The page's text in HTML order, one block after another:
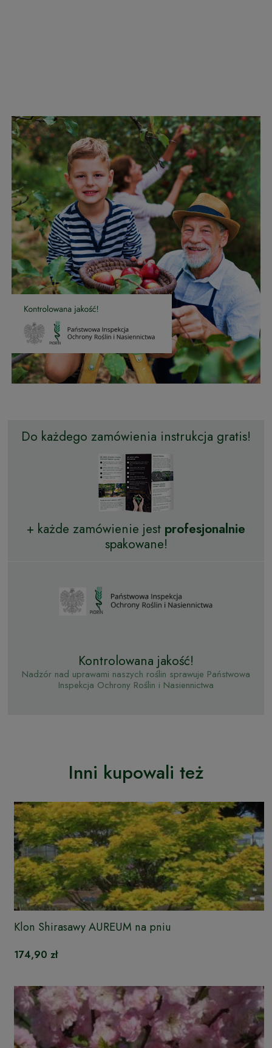
Do każdego zamówienia instrukcja gratis!
+ każde zamówienie jest profesjonalnie
spakowane!
Kontrolowana jakość!
Nadzór nad uprawami naszych roślin sprawuje Państwowa
Inspekcja Ochrony Roślin i Nasiennictwa
Inni kupowali też
Klon Shirasawy AUREUM na pniu
174,90 zł